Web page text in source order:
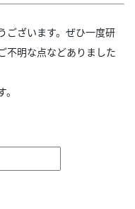
ございます。ぜひ一度研
不明な点などありました